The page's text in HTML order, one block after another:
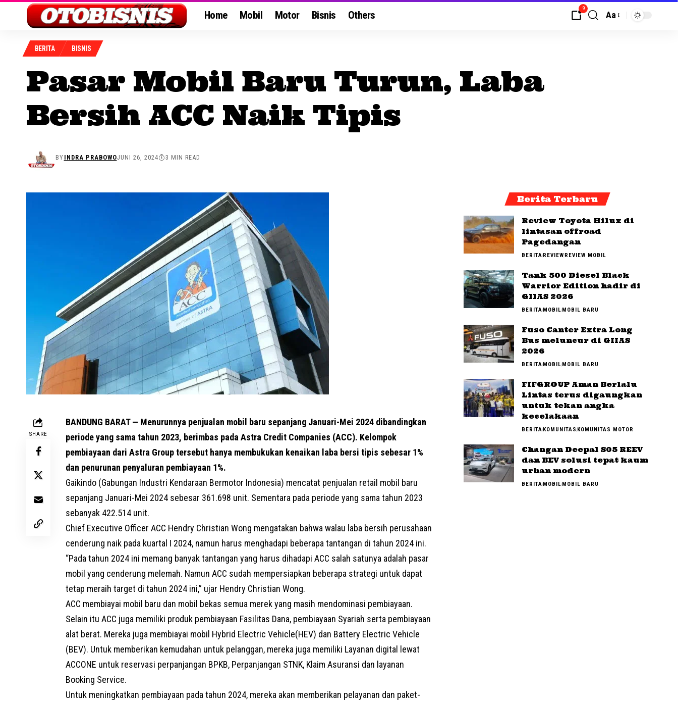
Home Mobil Motor Bisnis Others
9
Aa
BERITA BISNIS
Pasar Mobil Baru Turun, Laba
Bersih ACC Naik Tipis
BY INDRA PRABOWOJUNI 26, 2024 3 MIN READ
SHARE
BANDUNG BARAT — Menurunnya penjualan mobil baru sepanjang Januari-Mei 2024 dibandingkan
periode yang sama tahun 2023, berimbas pada Astra Credit Companies (ACC). Kelompok
pembiayaan dari Astra Group tersebut hanya membukukan kenaikan laba bersi tipis sebesar 1%
dan penurunan penyaluran pembiayaan 1%.
Gaikindo (Gabungan Industri Kendaraan Bermotor Indonesia) mencatat penjualan retail mobil baru
sepanjang Januari-Mei 2024 sebesar 361.698 unit. Sementara pada periode yang sama tahun 2023
sebanyak 422.514 unit.
Chief Executive Officer ACC Hendry Christian Wong mengatakan bahwa walau laba bersih perusahaan
cenderung naik pada kuartal I 2024, namun harus menghadapi beberapa tantangan di tahun 2024 ini.
“Pada tahun 2024 ini memang banyak tantangan yang harus dihadapi ACC salah satunya adalah pasar
mobil yang cenderung melemah. Namun ACC sudah mempersiapkan beberapa strategi untuk dapat
tetap meraih target di tahun 2024 ini,” ujar Hendry Christian Wong.
ACC membiayai mobil baru dan mobil bekas semua merek yang masih mendominasi pembiayaan.
Selain itu ACC juga memiliki produk pembiayaan Fasilitas Dana, pembiayaan Syariah serta pembiayaan
alat berat. Mereka juga membiayai mobil Hybrid Electric Vehicle(HEV) dan Battery Electric Vehicle
(BEV). Untuk memberikan kemudahan untuk pelanggan, mereka juga memiliki Layanan digital lewat
ACCONE untuk reservasi perpanjangan BPKB, Perpanjangan STNK, Klaim Asuransi dan layanan
Booking Service.
Untuk meningkatkan pembiayaan pada tahun 2024, mereka akan memberikan pelayanan dan paket-
Berita Terbaru
Review Toyota Hilux di
lintasan offroad
Pagedangan
BERITAREVIEWREVIEW MOBIL
Tank 500 Diesel Black
Warrior Edition hadir di
GIIAS 2026
BERITAMOBILMOBIL BARU
Fuso Canter Extra Long
Bus meluncur di GIIAS
2026
BERITAMOBILMOBIL BARU
FIFGROUP Aman Berlalu
Lintas terus digaungkan
untuk tekan angka
kecelakaan
BERITAKOMUNITASKOMUNITAS MOTOR
Changan Deepal S05 REEV
dan BEV solusi tepat kaum
urban modern
BERITAMOBILMOBIL BARU